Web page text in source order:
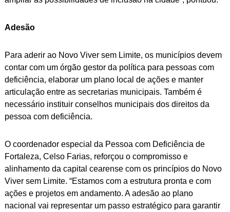
Adesão
Para aderir ao Novo Viver sem Limite, os municípios devem
contar com um órgão gestor da política para pessoas com
deficiência, elaborar um plano local de ações e manter
articulação entre as secretarias municipais. Também é
necessário instituir conselhos municipais dos direitos da
pessoa com deficiência.
O coordenador especial da Pessoa com Deficiência de
Fortaleza, Celso Farias, reforçou o compromisso e
alinhamento da capital cearense com os princípios do Novo
Viver sem Limite. “Estamos com a estrutura pronta e com
ações e projetos em andamento. A adesão ao plano
nacional vai representar um passo estratégico para garantir